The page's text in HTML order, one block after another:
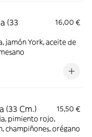
(33
16,00 €
jamón York, aceite de
(33 Cm.)
15,50 €
pimiento rojo,
champiñones, orégano